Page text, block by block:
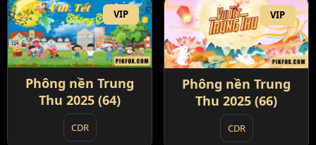
VIP
Phông nền Trung
Thu 2025 (64)
CDR
VIP
Phông nền Trung
Thu 2025 (66)
CDR